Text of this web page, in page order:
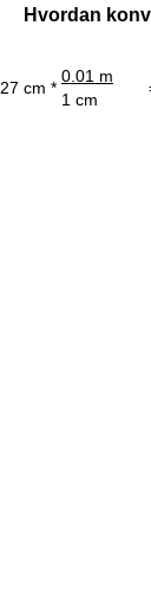
Hvordan
27 cm *
0.01 m
1 cm